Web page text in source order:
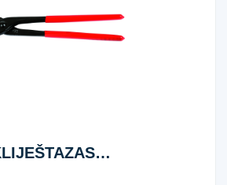
KLIJEŠTAZASAVIJANJE470G